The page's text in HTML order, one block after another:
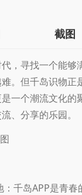
截图
，寻找一个能够
。但千岛识物正
一个潮流文化的
、分享的乐园。
千岛APP是青春